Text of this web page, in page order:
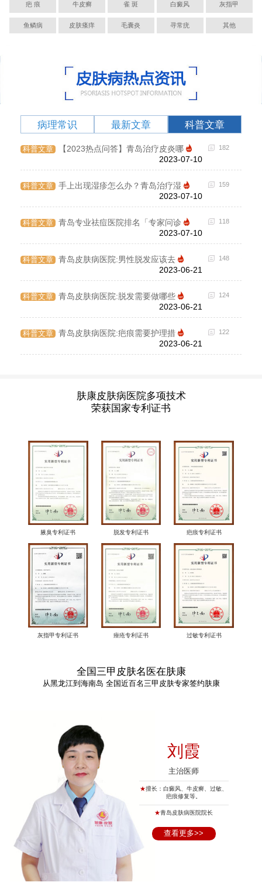
疤 痕 牛皮癣 雀 斑 白癜风 灰指甲
鱼鳞病 皮肤瘙痒 毛囊炎 寻常疣 其他
病理常识 最新文章 科普文章
科普文章
【2023热点问答】青岛治疗皮炎哪
2023-07-10
182
科普文章
手上出现湿疹怎么办？青岛治疗湿
2023-07-10
159
科普文章
青岛专业祛痘医院排名「专家问诊
2023-07-10
118
科普文章
青岛皮肤病医院:男性脱发应该去
2023-06-21
148
科普文章
青岛皮肤病医院:脱发需要做哪些
2023-06-21
124
科普文章
青岛皮肤病医院:疤痕需要护理措
2023-06-21
122
肤康皮肤病医院多项技术
荣获国家专利证书
腋臭专利证书 脱发专利证书 疤痕专利证书
灰指甲专利证书 痤疮专利证书 过敏专利证书
全国三甲皮肤名医在肤康
从黑龙江到海南岛 全国近百名三甲皮肤专家签约肤康
刘霞
主治医师
★擅长：白癜风、牛皮癣、过敏、
疤痕修复等。
★青岛皮肤病医院院长
查看更多>>